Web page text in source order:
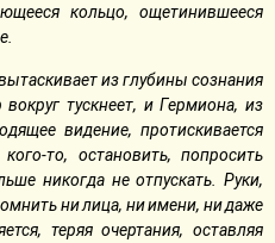
кольцо, ощетинившееся
из глубины сознания
тускнеет, и Гермиона, из
видение, протискивается
то, остановить, попросить
никогда не отпускать. Руки,
ни лица, ни имени, ни даже
теряя очертания, оставляя